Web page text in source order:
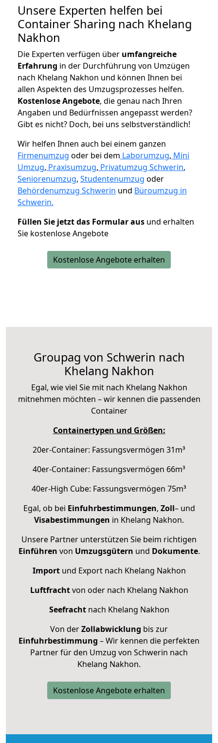
Unsere Experten helfen bei
Container Sharing nach Khelang
Nakhon
Die Experten verfügen über umfangreiche
Erfahrung in der Durchführung von Umzügen
nach Khelang Nakhon und können Ihnen bei
allen Aspekten des Umzugsprozesses helfen.
Kostenlose Angebote, die genau nach Ihren
Angaben und Bedürfnissen angepasst werden?
Gibt es nicht? Doch, bei uns selbstverständlich!
Wir helfen Ihnen auch bei einem ganzen
Firmenumzug oder bei dem Laborumzug, Mini
Umzug, Praxisumzug, Privatumzug Schwerin,
Seniorenumzug, Studentenumzug oder
Behördenumzug Schwerin und Büroumzug in
Schwerin.
Füllen Sie jetzt das Formular aus und erhalten
Sie kostenlose Angebote
Kostenlose Angebote erhalten
Groupag von Schwerin nach
Khelang Nakhon
Egal, wie viel Sie mit nach Khelang Nakhon
mitnehmen möchten – wir kennen die passenden
Container
Containertypen und Größen:
20er-Container: Fassungsvermögen 31m³
40er-Container: Fassungsvermögen 66m³
40er-High Cube: Fassungsvermögen 75m³
Egal, ob bei Einfuhrbestimmungen, Zoll– und
Visabestimmungen in Khelang Nakhon.
Unsere Partner unterstützen Sie beim richtigen
Einführen von Umzugsgütern und Dokumente.
Importund Export nach Khelang Nakhon
Luftfrachtvon oder nach Khelang Nakhon
Seefrachtnach Khelang Nakhon
Von derZollabwicklung bis zur
Einfuhrbestimmung – Wir kennen die perfekten
Partner für den Umzug von Schwerin nach
Khelang Nakhon.
Kostenlose Angebote erhalten